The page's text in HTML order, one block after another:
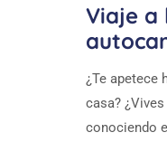
Viaje a
¿Te apetece
casa?
conociendo